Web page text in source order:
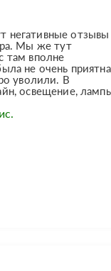
негативные отзывы
Мы же тут
там вполне
не очень
уволили. В
освещение,